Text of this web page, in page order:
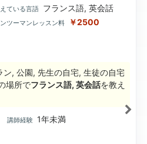
ている言語 フランス語, 英会話
ツーマンレッスン料 ￥2500
ン, 公園, 先生の自宅, 生徒の自宅
場所でフランス語, 英会話を教え
講師経験 1年未満